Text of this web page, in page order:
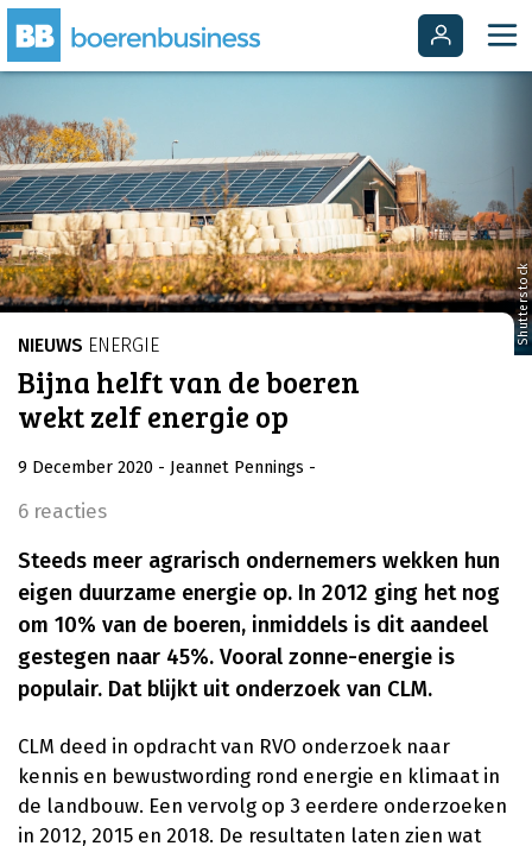
Shutterstock
NIEUWS ENERGIE
Bijna helft van de boeren
wekt zelf energie op
9 December 2020 - Jeannet Pennings -
6 reacties
Steeds meer agrarisch ondernemers wekken hun
eigen duurzame energie op. In 2012 ging het nog
om 10% van de boeren, inmiddels is dit aandeel
gestegen naar 45%. Vooral zonne-energie is
populair. Dat blijkt uit onderzoek van CLM.
CLM deed in opdracht van RVO onderzoek naar
kennis en bewustwording rond energie en klimaat in
de landbouw. Een vervolg op 3 eerdere onderzoeken
in 2012, 2015 en 2018. De resultaten laten zien wat